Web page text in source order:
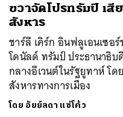
ขวาจัดโปรทรัมป์ เ
สังหาร
ชาร์ลี เคิร์ก อินฟลูเอนเซอ
โดนัลด์ ทรัมป์ ประธานาธิบ
กลางอีเวนต์ในรัฐยูทาห์ โ
สังหารทางการเมือง
โดย อัยย์ลดา แซ่โค้ว